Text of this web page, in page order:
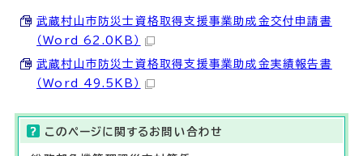
武蔵村山市防災士資格取得支援事業助成金交付申請書
（Word 62.0KB）
武蔵村山市防災士資格取得支援事業助成金実績報告書
（Word 49.5KB）
このページに関する お問い合わせ